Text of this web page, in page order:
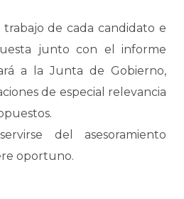
de cada candidato e
junto con el informe
a la Junta de Gobierno,
de especial relevancia
del asesoramiento
oportuno.